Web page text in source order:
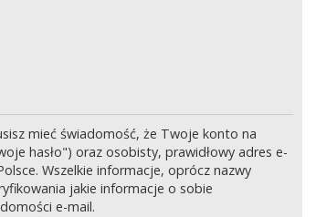
mieć świadomość, że Twoje konto na
hasło") oraz osobisty, prawidłowy adres e-
Wszelkie informacje, oprócz nazwy
jakie informacje o sobie
e-mail.